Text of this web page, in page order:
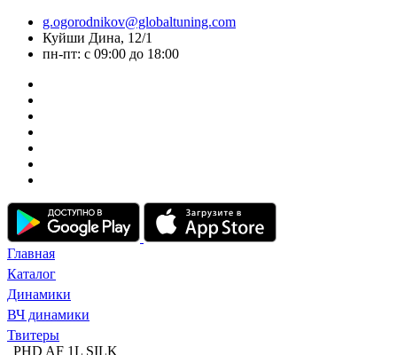
g.ogorodnikov@globaltuning.com
Куйши Дина, 12/1
пн-пт: с 09:00 до 18:00
Главная
Каталог
Динамики
ВЧ динамики
Твитеры
PHD AF 1L SILK